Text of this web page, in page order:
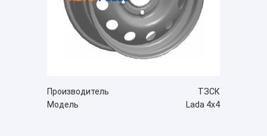
Производитель
ТЗСК
Модель
Lada 4x4